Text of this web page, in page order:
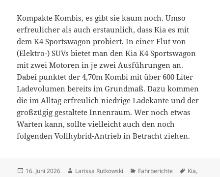
Kompakte Kombis, es gibt sie kaum noch. Umso
erfreulicher als auch erstaunlich, dass Kia es mit
dem K4 Sportswagon probiert. In einer Flut von
(Elektro-) SUVs bietet man den Kia K4 Sportswagon
mit zwei Motoren in je zwei Ausführungen an.
Dabei punktet der 4,70m Kombi mit über 600 Liter
Ladevolumen bereits im Grundmaß. Dazu kommen
die im Alltag erfreulich niedrige Ladekante und der
großzügig gestaltete Innenraum. Wer noch etwas
Warten kann, sollte vielleicht auch den noch
folgenden Vollhybrid-Antrieb in Betracht ziehen.
Veröffentlicht
16. Juni 2026 Autor
Larissa Rutkowski Kategorien
Fahrberichte Kia,